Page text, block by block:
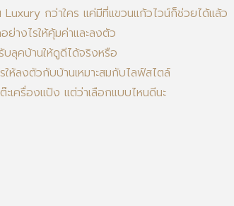
กว่าใคร แค่มีที่แขวนแก้วไวน์ก็ช่วยได้แล้ว
ย่างไรให้คุ้มค่าและลงตัว
ลุคบ้านให้ดูดีได้จริงหรือ
ให้ลงตัวกับบ้านเหมาะสมกับไลฟ์สไตล์
เครื่องแป้ง แต่ว่าเลือกแบบไหนดีนะ